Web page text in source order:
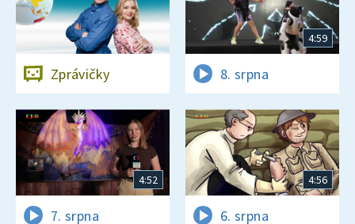
Zprávičky
4:59
8. srpna
4:52
7. srpna
4:56
6. srpna